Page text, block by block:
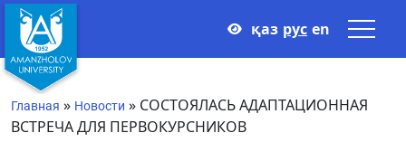
қаз рус en
Главная » Новости » СОСТОЯЛАСЬ АДАПТАЦИОННАЯ
ВСТРЕЧА ДЛЯ ПЕРВОКУРСНИКОВ